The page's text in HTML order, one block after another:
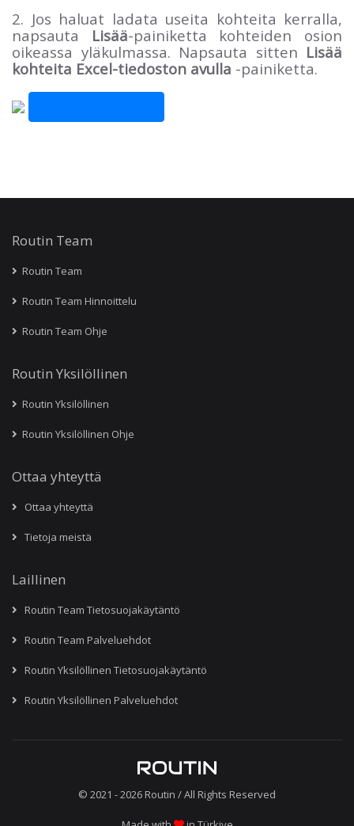
2. Jos haluat ladata useita kohteita kerralla,
napsauta Lisää-painiketta kohteiden osion
oikeassa yläkulmassa. Napsauta sitten Lisää
kohteita Excel-tiedoston avulla -painiketta.
Routin Team
Routin Team
Routin Team Hinnoittelu
Routin Team Ohje
Routin Yksilöllinen
Routin Yksilöllinen
Routin Yksilöllinen Ohje
Ottaa yhteyttä
Ottaa yhteyttä
Tietoja meistä
Laillinen
Routin Team Tietosuojakäytäntö
Routin Team Palveluehdot
Routin Yksilöllinen Tietosuojakäytäntö
Routin Yksilöllinen Palveluehdot
© 2021 - 2026 Routin / All Rights Reserved